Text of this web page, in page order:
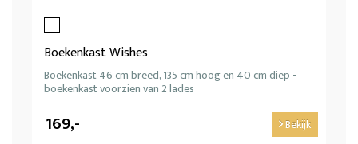
Boekenkast Wishes
Boekenkast 46 cm breed, 135 cm hoog en 40 cm diep -
boekenkast voorzien van 2 lades
169,- Bekijk